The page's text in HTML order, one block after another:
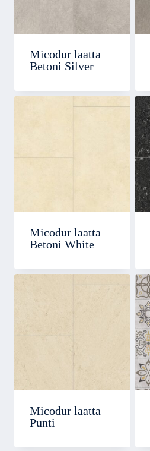
Micodur laatta
Betoni Silver
Micodur laatta
Betoni White
Micodur laatta
Punti